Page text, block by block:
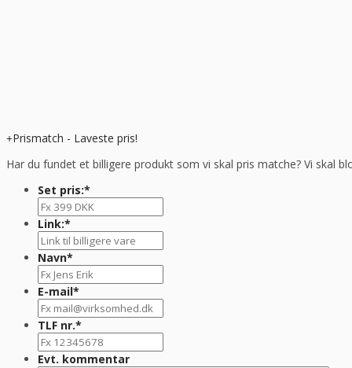
Prismatch - Laveste pris!
Har du fundet et billigere produkt som vi skal pris matche? Vi skal
Set pris:*
Link:*
Navn*
E-mail*
TLF nr.*
Evt. kommentar